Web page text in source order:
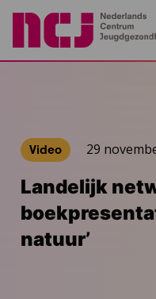
Video 29
Landelijk
natuur’